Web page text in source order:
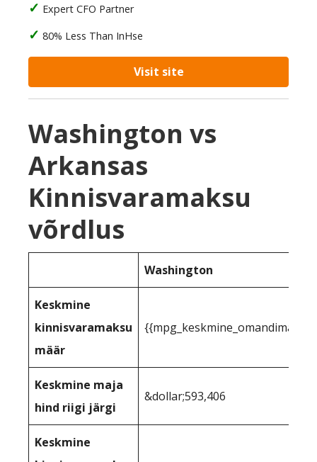
Expert CFO Partner
80% Less Than InHse
Visit site
Washington vs
Arkansas
Kinnisvaramaksu
võrdlus
Washington
Keskmine
kinnisvaramaksu
määr
Keskmine maja
hind riigi järgi
&dollar;593,406
Keskmine